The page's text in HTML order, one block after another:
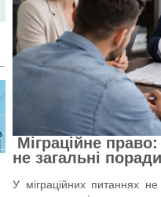
Міграційне
не загальні поради
У міграційних питаннях